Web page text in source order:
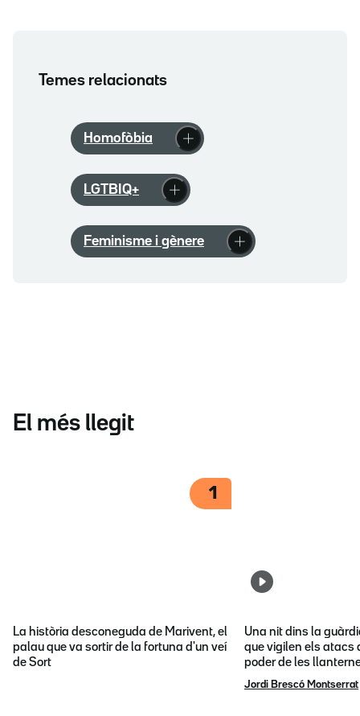
Temes relacionats
Homofòbia
LGTBIQ+
Feminisme i gènere
El més llegit
1
La història desconeguda de Marivent, el
palau que va sortir de la fortuna d'un veí
de Sort
Una nit dins la
que vigilen els atacs
poder de les
Jordi Brescó Montserrat